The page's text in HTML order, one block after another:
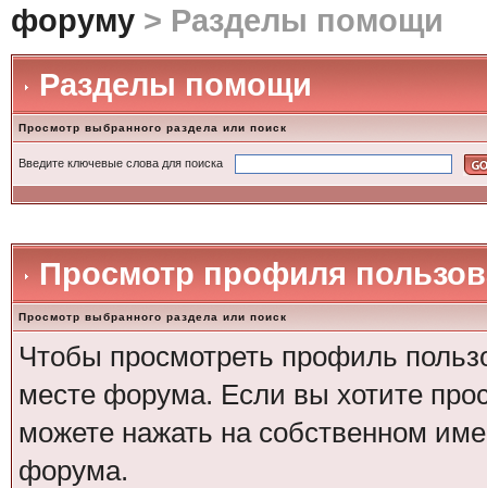
форуму> Разделы помощи
Разделы помощи
Просмотр выбранного раздела или поиск
Введите ключевые слова для поиска
Просмотр профиля
Просмотр выбранного раздела или поиск
Чтобы просмотреть профиль
месте форума. Если вы хотите
можете нажать на собственном
форума.